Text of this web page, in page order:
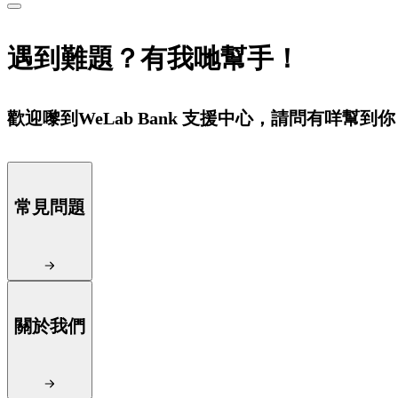
遇到難題？有我哋幫手！
歡迎嚟到WeLab Bank 支援中心，請問有咩幫到
常見問題
關於我們